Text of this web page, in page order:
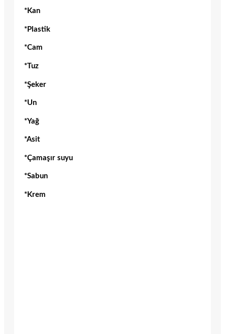
*Kan
*Plastik
*Cam
*Tuz
*Şeker
*Un
*Yağ
*Asit
*Çamaşır suyu
*Sabun
*Krem